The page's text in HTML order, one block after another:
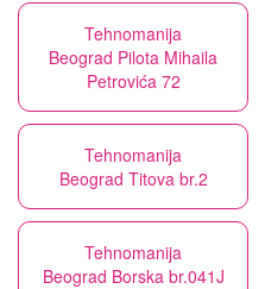
Tehnomanija
Beograd Pilota Mihaila
Petrovića 72
Tehnomanija
Beograd Titova br.2
Tehnomanija
Beograd Borska br.041J